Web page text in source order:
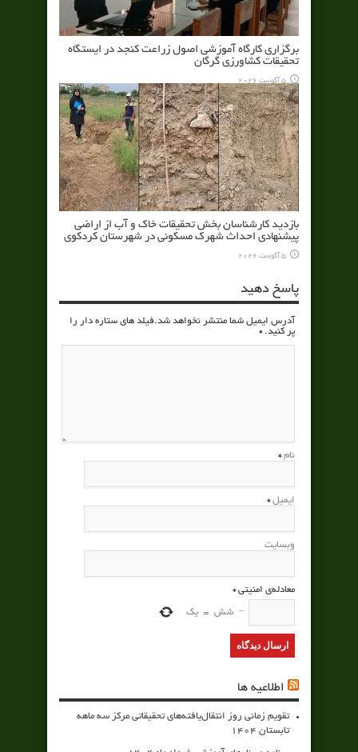
برگزاری کارگاه آموزشی اصول زراعت کنجد در ایستگاه
تحقیقات کشاورزی گرگان
5 آگوست 2026
بازدید کارشناسان بخش تحقیقات خاک و آب از اراضی
پیشنهادی احداث شهرک مسکونی در شهرستان کردکوی
5 آگوست 2026
پاسخ دهید
آدرس ایمیل شما منتشر نخواهد شد.فیلد های ستاره دار را
پر کنید.*
نام *
ایمیل *
وبسایت
معادله‌ی امنیتی*
− شش = یک
اطلاعیه ها
تقویم زمانی روز انتقال‌یافته‌های تحقیقاتی مرکز سه ماهه
تابستان 1404